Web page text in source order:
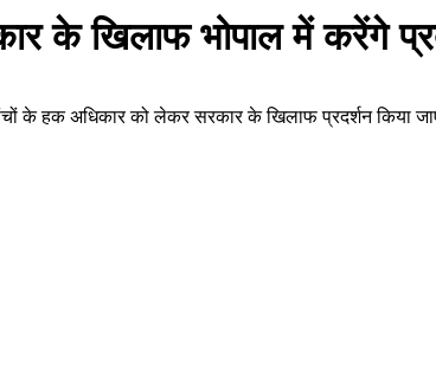
के खिलाफ भोपाल में करेंगे
के हक अधिकार को लेकर सरकार के खिलाफ प्रदर्शन किया